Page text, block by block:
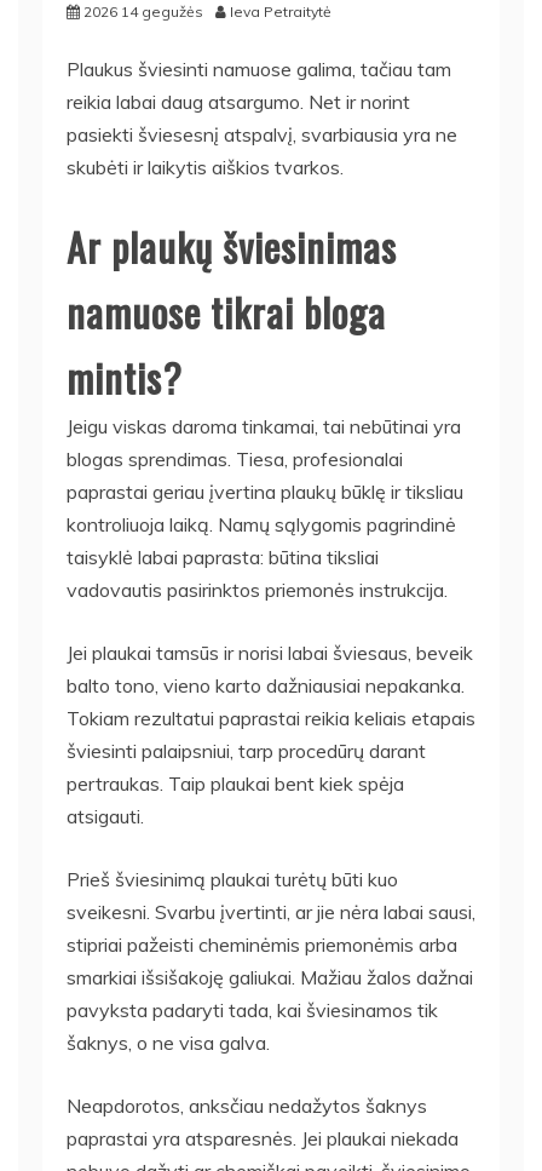
2026 14 gegužės Ieva Petraitytė
Plaukus šviesinti namuose galima, tačiau tam
reikia labai daug atsargumo. Net ir norint
pasiekti šviesesnį atspalvį, svarbiausia yra ne
skubėti ir laikytis aiškios tvarkos.
Ar plaukų šviesinimas
namuose tikrai bloga
mintis?
Jeigu viskas daroma tinkamai, tai nebūtinai yra
blogas sprendimas. Tiesa, profesionalai
paprastai geriau įvertina plaukų būklę ir tiksliau
kontroliuoja laiką. Namų sąlygomis pagrindinė
taisyklė labai paprasta: būtina tiksliai
vadovautis pasirinktos priemonės instrukcija.
Jei plaukai tamsūs ir norisi labai šviesaus, beveik
balto tono, vieno karto dažniausiai nepakanka.
Tokiam rezultatui paprastai reikia keliais etapais
šviesinti palaipsniui, tarp procedūrų darant
pertraukas. Taip plaukai bent kiek spėja
atsigauti.
Prieš šviesinimą plaukai turėtų būti kuo
sveikesni. Svarbu įvertinti, ar jie nėra labai sausi,
stipriai pažeisti cheminėmis priemonėmis arba
smarkiai išsišakoję galiukai. Mažiau žalos dažnai
pavyksta padaryti tada, kai šviesinamos tik
šaknys, o ne visa galva.
Neapdorotos, anksčiau nedažytos šaknys
paprastai yra atsparesnės. Jei plaukai niekada